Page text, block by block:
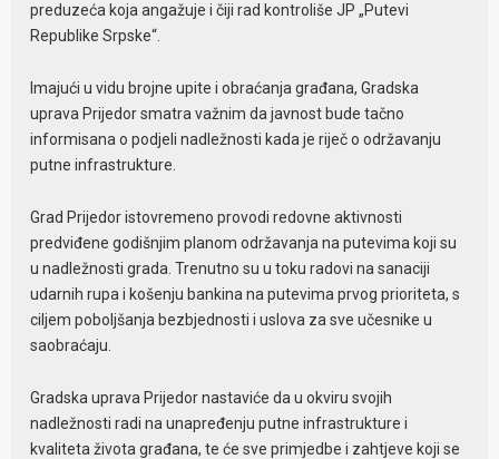
preduzeća koja angažuje i čiji rad kontroliše JP „Putevi
Republike Srpske“.
Imajući u vidu brojne upite i obraćanja građana, Gradska
uprava Prijedor smatra važnim da javnost bude tačno
informisana o podjeli nadležnosti kada je riječ o održavanju
putne infrastrukture.
Grad Prijedor istovremeno provodi redovne aktivnosti
predviđene godišnjim planom održavanja na putevima koji su
u nadležnosti grada. Trenutno su u toku radovi na sanaciji
udarnih rupa i košenju bankina na putevima prvog prioriteta, s
ciljem poboljšanja bezbjednosti i uslova za sve učesnike u
saobraćaju.
Gradska uprava Prijedor nastaviće da u okviru svojih
nadležnosti radi na unapređenju putne infrastrukture i
kvaliteta života građana, te će sve primjedbe i zahtjeve koji se